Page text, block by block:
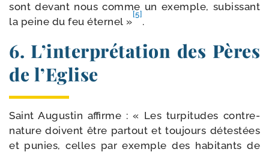
sont devant nous comme un exemple, subis­sant
la peine du feu éter­nel »
[5]
.
6. L’interprétation des Pères
de l’Eglise
Saint Augustin affirme : « Les tur­pi­tudes contre-​
nature doivent être par­tout et tou­jours détes­tées
et punies, celles par exemple des habi­tants de